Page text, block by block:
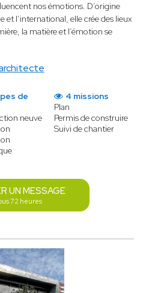
nos émotions. D’origine
et l’international, elle crée des lieux
la matière et l’émotion se
de
neuve
4 missions
Plan
Permis de construire
Suivi de chantier
UN MESSAGE
72 heures